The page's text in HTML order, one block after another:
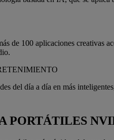
de 100 aplicaciones
del día a día en más
PORTÁTILES